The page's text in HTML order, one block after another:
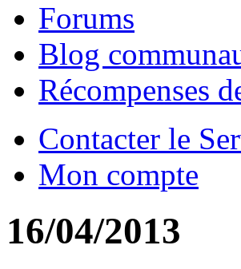
Forums
Blog
Récompenses
Contacter le
Mon compte
16/04/2013